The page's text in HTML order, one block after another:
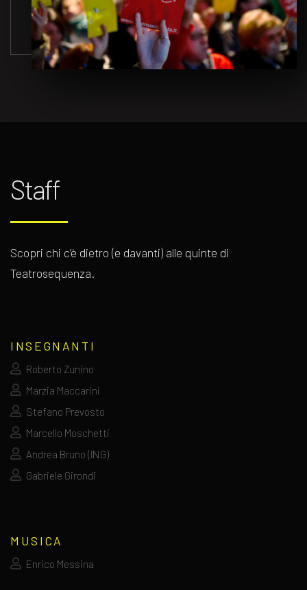
Staff
Scopri chi c’è dietro (e davanti) alle quinte di
Teatrosequenza.
INSEGNANTI
Roberto Zunino
Marzia Maccarini
Stefano Prevosto
Marcello Moschetti
Andrea Bruno (ING)
Gabriele Girondi
MUSICA
Enrico Messina